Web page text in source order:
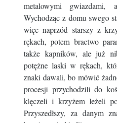
metalowymi
Wychodząc z domu swego
więc naprzód starszy z
rękach, potem bractwo
także kapników, ale już
potężne laski w rękach,
znaki dawali, bo mówić
procesji przychodzili do
klęczeli i krzyżem leżeli
Przyszedłszy, za danym